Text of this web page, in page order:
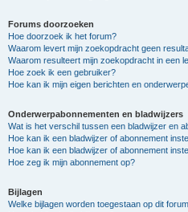
Forums doorzoeken
Hoe doorzoek ik het forum?
Waarom levert mijn zoekopdracht geen
Waarom resulteert mijn zoekopdracht in een
Hoe zoek ik een gebruiker?
Hoe kan ik mijn eigen berichten en
Onderwerpabonnementen en bladwijzers
Wat is het verschil tussen een bladwijzer en
Hoe kan ik een bladwijzer of abonnement
Hoe kan ik een bladwijzer of abonnement
Hoe zeg ik mijn abonnement op?
Bijlagen
Welke bijlagen worden toegestaan op dit